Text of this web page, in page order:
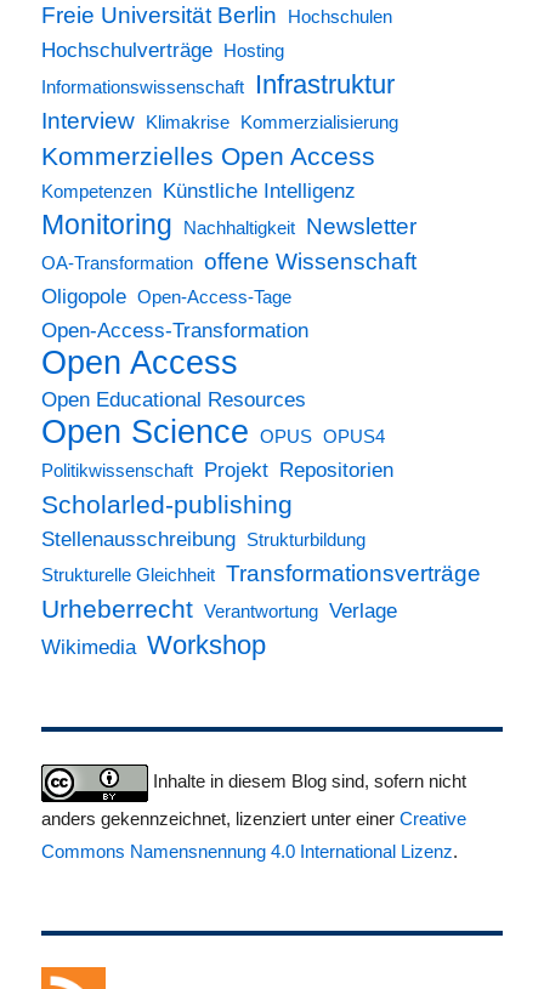
Freie Universität Berlin Hochschulen
Hochschulverträge
Hosting
Informationswissenschaft
Infrastruktur
Interview Klimakrise Kommerzialisierung
Kommerzielles Open Access
Kompetenzen Künstliche Intelligenz
Monitoring Nachhaltigkeit Newsletter
OA-Transformation offene Wissenschaft
Oligopole Open-Access-Tage
Open-Access-Transformation
Open Access
Open Educational Resources
Open Science OPUS OPUS4
Politikwissenschaft
Projekt Repositorien
Scholarled-publishing
Stellenausschreibung
Strukturbildung
Strukturelle Gleichheit Transformationsverträge
Urheberrecht Verantwortung Verlage
Wikimedia Workshop
Inhalte in diesem Blog sind, sofern nicht
anders gekennzeichnet, lizenziert unter einerCreative
Commons Namensnennung 4.0 International Lizenz.